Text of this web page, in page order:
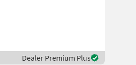
Dealer Premium Plus